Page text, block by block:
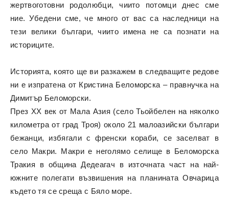
жертвоготовни родолюбци, чиито потомци днес сме
ние. Убедени сме, че много от вас са наследници на
тези велики българи, чиито имена не са познати на
историците.
Историята, която ще ви разкажем в следващите редове
ни е изпратена от Кристина Беломорска – правнучка на
Димитър Беломорски.
През XX век от Мала Азия (село Тьойбелен на няколко
километра от град Троя) около 21 малоазийски българи
бежанци, избягали с френски кораби, се заселват в
село Макри. Макри е неголямо селище в Беломорска
Тракия в община Дедеагач в източната част на най-
южните полегати възвишения на планината Овчарица
където тя се среща с Бяло море.